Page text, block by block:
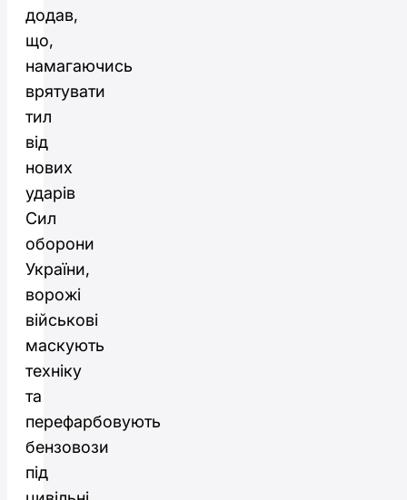
додав,
що,
намагаючись
врятувати
тил
від
нових
ударів
Сил
оборони
України,
ворожі
військові
маскують
техніку
та
перефарбовують
бензовози
під